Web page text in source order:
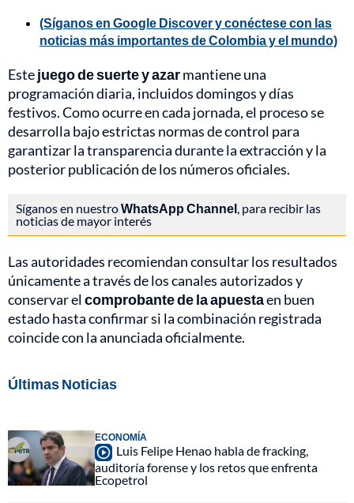
(Síganos en Google Discover y conéctese con las
noticias más importantes de Colombia y el mundo)
Estejuego de suerte y azarmantiene una
programación diaria, incluidos domingos y días
festivos. Como ocurre en cada jornada, el proceso se
desarrolla bajo estrictas normas de control para
garantizar la transparencia durante la extracción y la
posterior publicación de los números oficiales.
Síganos en nuestroWhatsApp Channel, para recibir las
noticias de mayor interés
Las autoridades recomiendan consultar los resultados
únicamente a través de los canales autorizados y
conservar elcomprobante de la apuestaen buen
estado hasta confirmar si la combinación registrada
coincide con la anunciada oficialmente.
Últimas Noticias
ECONOMÍA
Luis Felipe Henao habla de fracking,
auditoría forense y los retos que enfrenta
Ecopetrol